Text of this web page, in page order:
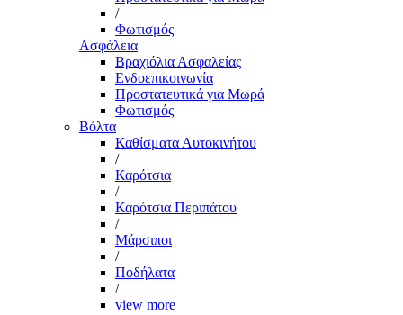
/
Φωτισμός
Ασφάλεια
Βραχιόλια Ασφαλείας
Ενδοεπικοινωνία
Προστατευτικά για Μωρά
Φωτισμός
Βόλτα
Καθίσματα Αυτοκινήτου
/
Καρότσια
/
Καρότσια Περιπάτου
/
Μάρσιποι
/
Ποδήλατα
/
view more